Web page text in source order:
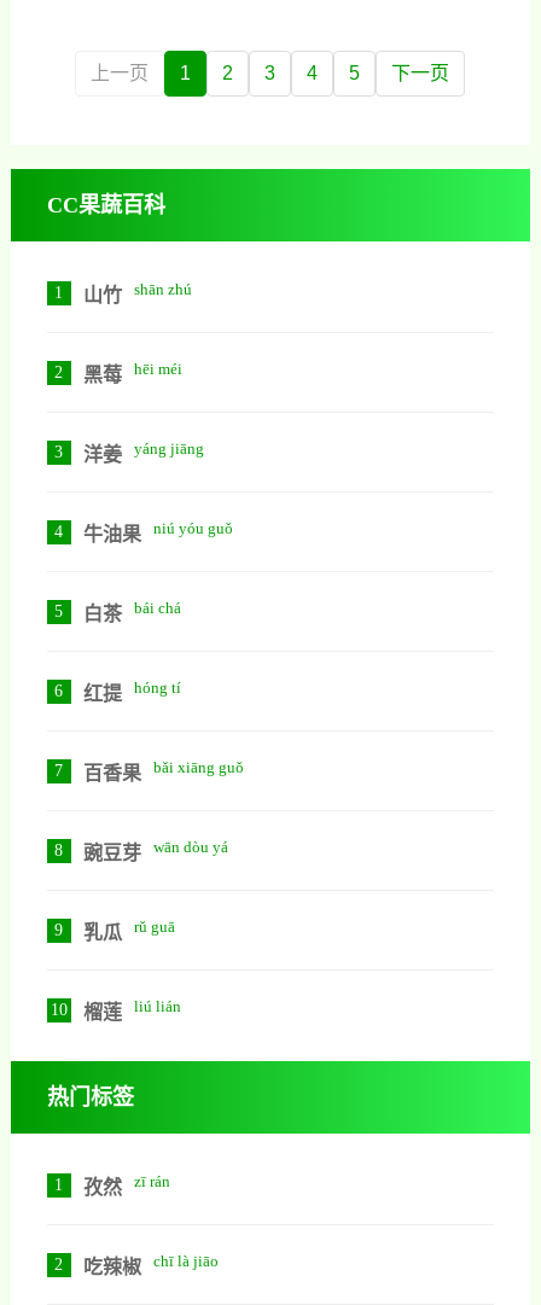
味道。干涩干硬的桂圆干肉则不是
很好。如果颜色为黑褐色而且肉质
有人说吃龙眼对身体很多坏处，到
底是怎么回事呢？下面我就分别介
可以促进智力发育，因为桂圆中含
上一页 1 2 3 4 5 下一页
CC果蔬百科
1 山竹 shān zhú
2 黑莓 hēi méi
3 洋姜 yáng jiāng
4 牛油果 niú yóu guǒ
5 白茶 bái chá
6 红提 hóng tí
7 百香果 bǎi xiāng guǒ
8 豌豆芽 wān dòu yá
9 乳瓜 rǔ guā
10 榴莲 liú lián
热门标签
1 孜然 zī rán
2 吃辣椒 chī là jiāo